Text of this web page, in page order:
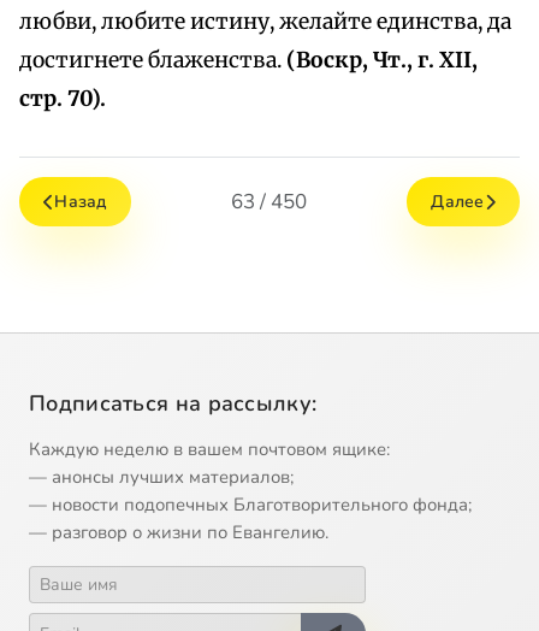
любви, любите истину, желайте единства, да
достигнете блаженства. (Воскр, Чт., г. XII,
стр. 70).
Назад 63 / 450 Далее
Подписаться на рассылку:
Каждую неделю в вашем почтовом ящике:
— анонсы лучших материалов;
— новости подопечных Благотворительного фонда;
— разговор о жизни по Евангелию.